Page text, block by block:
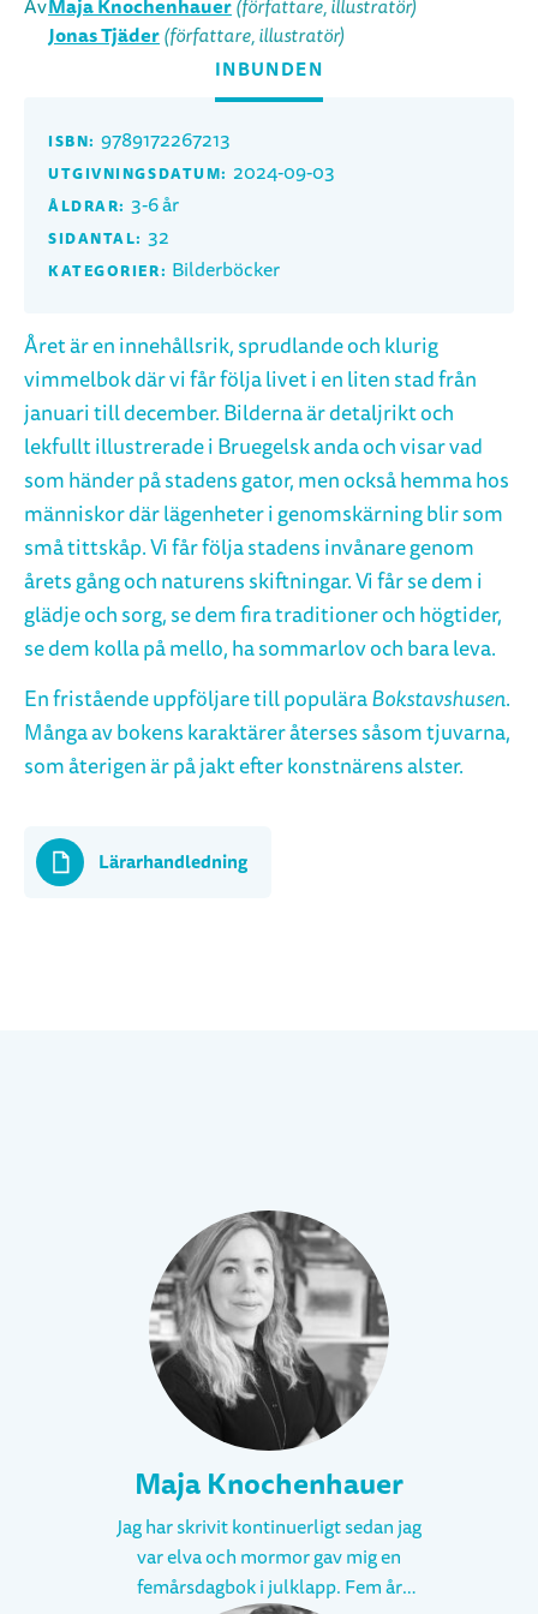
AvMaja Knochenhauer(författare, illustratör)
Jonas Tjäder(författare, illustratör)
INBUNDEN
ISBN: 9789172267213
UTGIVNINGSDATUM: 2024-09-03
ÅLDRAR: 3-6 år
SIDANTAL: 32
KATEGORIER: Bilderböcker
Året är en innehållsrik, sprudlande och klurig
vimmelbok där vi får följa livet i en liten stad från
januari till december. Bilderna är detaljrikt och
lekfullt illustrerade i Bruegelsk anda och visar vad
som händer på stadens gator, men också hemma hos
människor där lägenheter i genomskärning blir som
små tittskåp. Vi får följa stadens invånare genom
årets gång och naturens skiftningar. Vi får se dem i
glädje och sorg, se dem fira traditioner och högtider,
se dem kolla på mello, ha sommarlov och bara leva.
En fristående uppföljare till populäraBokstavshusen.
Många av bokens karaktärer återses såsom tjuvarna,
som återigen är på jakt efter konstnärens alster.
Lärarhandledning
Maja Knochenhauer
Jag har skrivit kontinuerligt sedan jag
var elva och mormor gav mig en
femårsdagbok i julklapp. Fem år